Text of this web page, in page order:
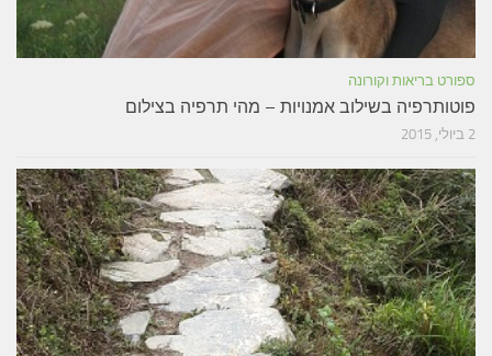
ספורט בריאות וקורונה
פוטותרפיה בשילוב אמנויות – מהי תרפיה בצילום
2 ביולי, 2015